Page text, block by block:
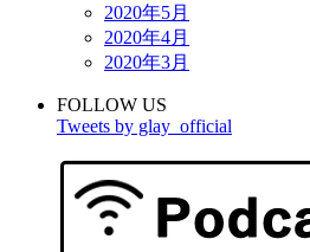
2020年5月
2020年4月
2020年3月
FOLLOW US
Tweets by glay_official